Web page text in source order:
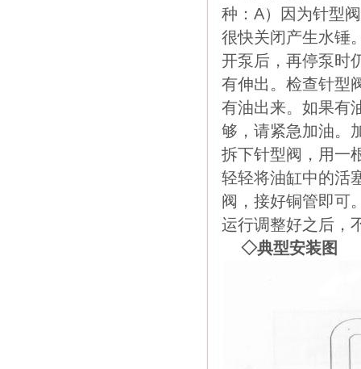
种： A）因为针型
很快关闭产生水锤
开泵后，再停泵时
有伸出。检查针型
有油出来。如果有
够，请紧急加油。
拆下针型阀，用一
轻轻将油缸中的活
阀，接好铜管即可
运行调整好之后，
◇典型安装图